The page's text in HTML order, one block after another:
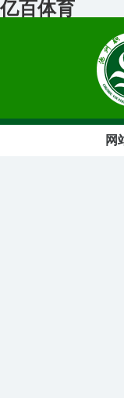
亿百体育
网